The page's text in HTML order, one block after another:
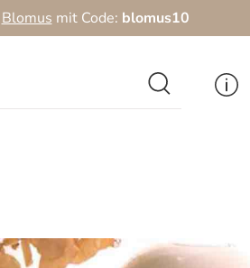
Blomus mit Code: blomus10